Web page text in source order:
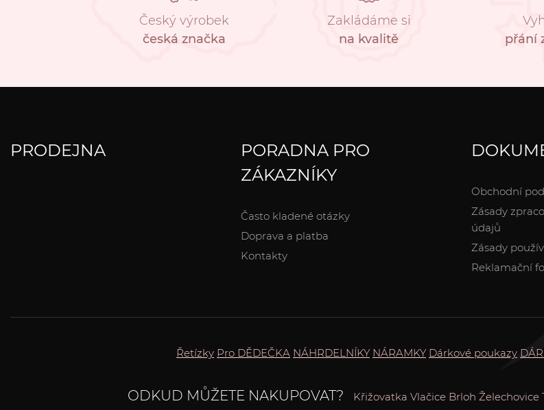
Český výrobek
česká značka
Zakládáme si
na kvalitě
přání
PRODEJNA
PORADNA PRO
ZÁKAZNÍKY
Často kladené otázky
Doprava a platba
Kontakty
Obchodní
Zásady
údajů
Zásady
Reklamační
Řetízky Pro DĚDEČKA NÁHRDELNÍKY NÁRAMKY Dárkové poukazy
ODKUD MŮŽETE NAKUPOVAT? Křižovatka Vlačice Brloh Želechovice